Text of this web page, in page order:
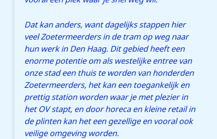
Dat kan anders, want dagelijks stappen hier
veel Zoetermeerders in de tram op weg naar
hun werk in Den Haag. Dit gebied heeft een
enorme potentie om als westelijke entree van
onze stad een thuis te worden van honderden
Zoetermeerders, het kan een toegankelijk en
prettig station worden waar je met plezier in
het OV stapt, en door horeca en kleine retail in
de plinten kan het een gezellige en vooral ook
veilige omgeving worden.